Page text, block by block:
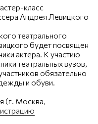
класс
Андрея Левицкого
театрального
будет посвящен
актера. К участию
театральных вузов,
обязательно
и обуви.
(г. Москва,